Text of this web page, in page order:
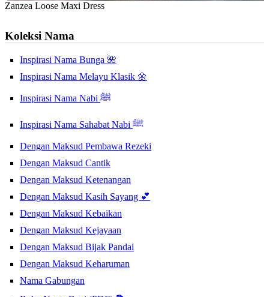
Zanzea Loose Maxi Dress
Koleksi Nama
Inspirasi Nama Bunga 🌺
Inspirasi Nama Melayu Klasik 🌼
Inspirasi Nama Nabi ﷺ
Inspirasi Nama Sahabat Nabi ﷺ
Dengan Maksud Pembawa Rezeki
Dengan Maksud Cantik
Dengan Maksud Ketenangan
Dengan Maksud Kasih Sayang 💕
Dengan Maksud Kebaikan
Dengan Maksud Kejayaan
Dengan Maksud Bijak Pandai
Dengan Maksud Keharuman
Nama Gabungan